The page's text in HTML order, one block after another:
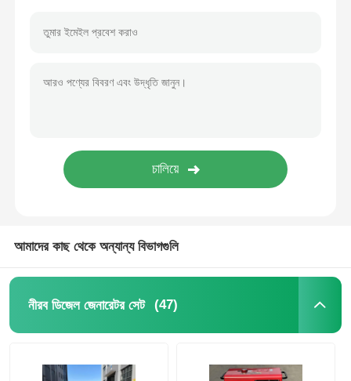
আমাদের কাছ থেকে অন্যান্য বিভাগগুলি
নীরব ডিজেল জেনারেটর সেট (47)